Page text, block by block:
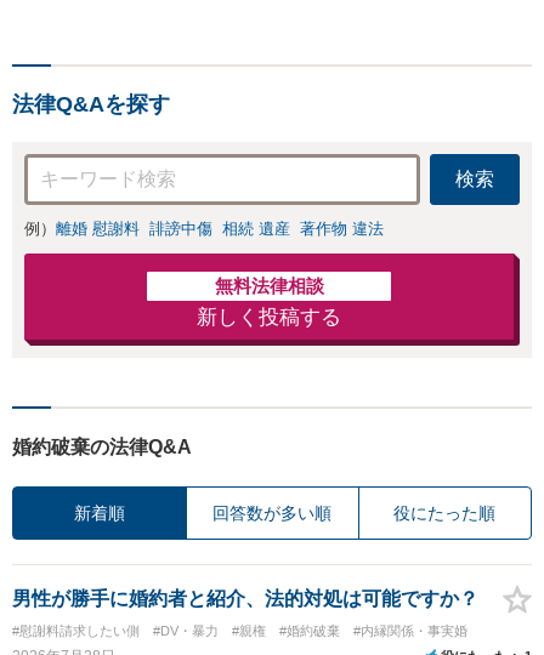
法律Q&Aを探す
検索
例） 離婚 慰謝料 誹謗中傷 相続 遺産 著作物 違法
無料法律相談
新しく投稿する
婚約破棄の法律Q&A
新着順 回答数が多い順 役にたった順
男性が勝手に婚約者と紹介、法的対処は可能ですか？
#慰謝料請求したい側 #DV・暴力 #親権 #婚約破棄 #内縁関係・事実婚